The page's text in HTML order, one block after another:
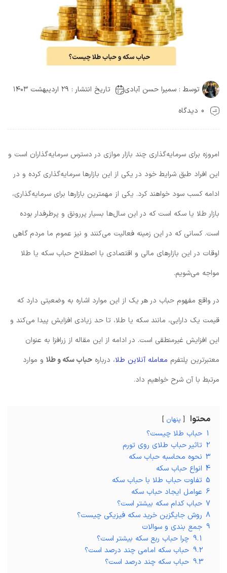
توسط : سمیرا حسن آبادی تاریخ انتشار : ۲۹ اردیبهشت ۱۴۰۳
0 دیدگاه
امروزه برای سرمایه‌گذاری چند بازار موازی در دسترس سرمایه‌گذاران است و
این افراد طبق شرایط خود در یکی از این بازارها سرمایه‌گذاری کرده و در
ادامه کسب سود خواهند کرد. یکی از مهمترین بازارها برای سرمایه‌گذاری،
بازار طلا یا سکه است که در این سال‌ها بسیار پررونق و پرطرفدار بوده
است. کسانی که در این زمینه فعالیت می‌کنند و نیز عموم ما مردم گاهی
اوقات در این بازارهای مالی و اقتصادی با اصطلاح حباب سکه یا طلا
مواجه می‌شویم.
در واقع مفهوم حباب در هر یک از این موارد اشاره به وضعیتی دارد که
قیمت یک دارایی، مانند سکه یا طلا، تا حد زیادی افزایش پیدا می‌کند و
این افزایش غیرمنطقی است. در ادامه از این مقاله از زرافزا به عنوان
معتبرترین پلتفرم معامله آنلاین طلا، درباره حباب سکه و طلا و موارد
مرتبط با آن شرح خواهیم داد.
محتوا پنهان
1 حباب طلا چیست؟
2 تاثیر حباب طلای روی تورم
3 نحوه محاسبه حباب سکه
4 انواع حباب سکه
5 تفاوت حباب طلا با حباب سکه
6 عوامل ایجاد حباب سکه
7 حباب کدام سکه بیشتر است؟
8 روش جایگزین خرید سکه فیزیکی چیست؟
9 جمع بندی و سوالات
9.1 چرا حباب ربع سکه بیشتر است؟
9.2 حباب سکه امامی چند درصد است؟
9.3 حباب سکه چند درصد است؟